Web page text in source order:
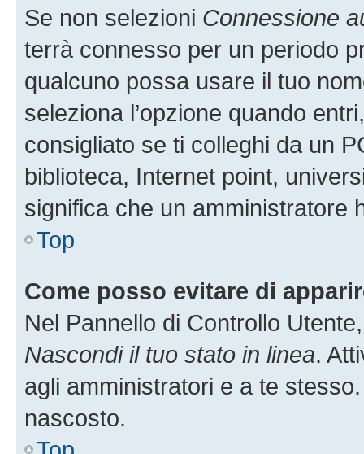
Se non selezioni Connessione
terrà connesso per un periodo
qualcuno possa usare il tuo
seleziona l’opzione quando
consigliato se ti colleghi da un
biblioteca, Internet point,
significa che un amministratore
Top
Come posso evitare di
Nel Pannello di Controllo
Nascondi il tuo stato in linea.
agli amministratori e a te
nascosto.